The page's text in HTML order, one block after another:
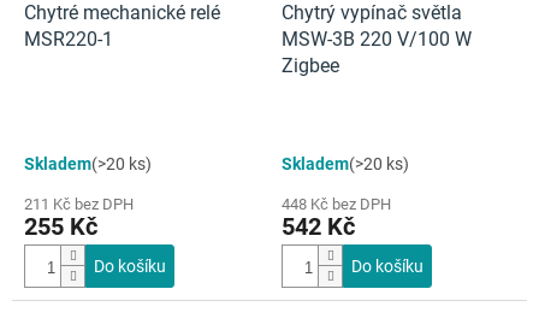
Chytré mechanické relé
MSR220-1
Skladem(>20 ks)
211 Kč bez DPH
255 Kč
Do košíku
Chytrý vypínač světla
MSW-3B 220 V/100 W
Zigbee
hodnocení
je
4,0
hvězdiček.
Skladem(>20 ks)
448 Kč bez DPH
542 Kč
Do košíku